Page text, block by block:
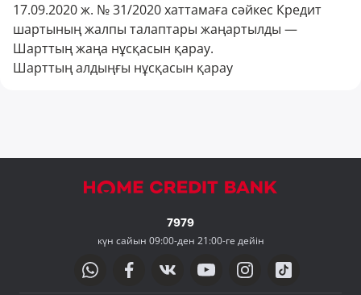
17.09.2020 ж. № 31/2020 хаттамаға сәйкес Кредит
шартының жалпы талаптары жаңартылды —
Шарттың жаңа нұсқасын қарау.
Шарттың алдыңғы нұсқасын қарау
7979
күн сайын 09:00-ден 21:00-ге дейін